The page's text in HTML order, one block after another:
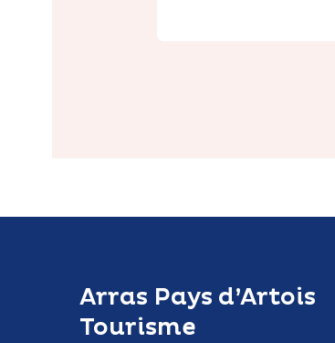
Arras Pays d’Artois
Tourisme